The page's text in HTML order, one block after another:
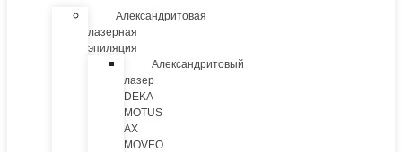
Александритовая
лазерная
эпиляция
Александритовый
лазер
DEKA
MOTUS
AX
MOVEO